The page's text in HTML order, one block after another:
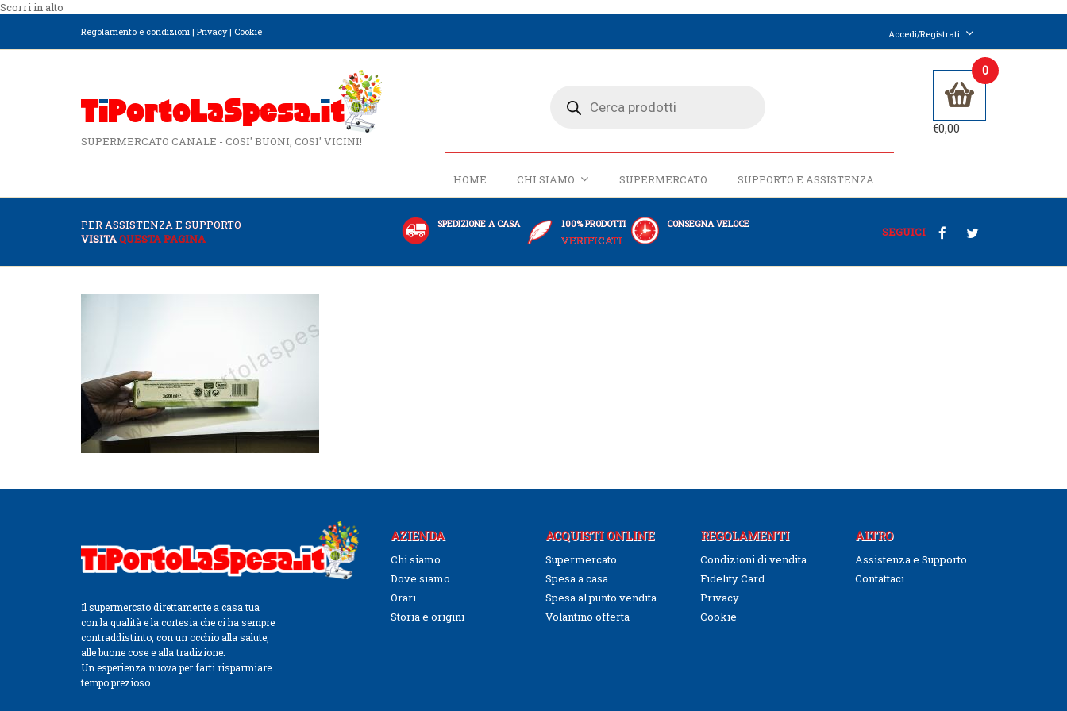
Scorri in alto
Regolamento e condizioni | Privacy| Cookie Accedi/Registrati
SUPERMERCATO CANALE - COSI' BUONI, COSI' VICINI!
HOME CHI SIAMO SUPERMERCATO SUPPORTO E ASSISTENZA
0
€0,00
PER ASSISTENZA E SUPPORTO
VISITAQUESTA PAGINA
SPEDIZIONE A CASA 100% PRODOTTI
VERIFICATI
CONSEGNA VELOCE
SEGUICI
Il supermercato direttamente a casa tua
con la qualità e la cortesia che ci ha sempre
contraddistinto, con un occhio alla salute,
alle buone cose e alla tradizione.
Un esperienza nuova per farti risparmiare
tempo prezioso.
AZIENDA
Chi siamo
Dove siamo
Orari
Storia e origini
ACQUISTI ONLINE
Supermercato
Spesa a casa
Spesa al punto vendita
Volantino offerta
REGOLAMENTI
Condizioni di vendita
Fidelity Card
Privacy
Cookie
ALTRO
Assistenza e Supporto
Contattaci